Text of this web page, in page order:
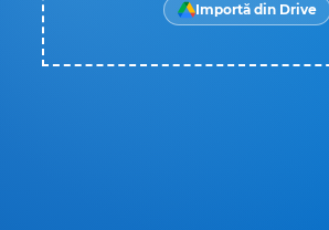
Importă din Drive